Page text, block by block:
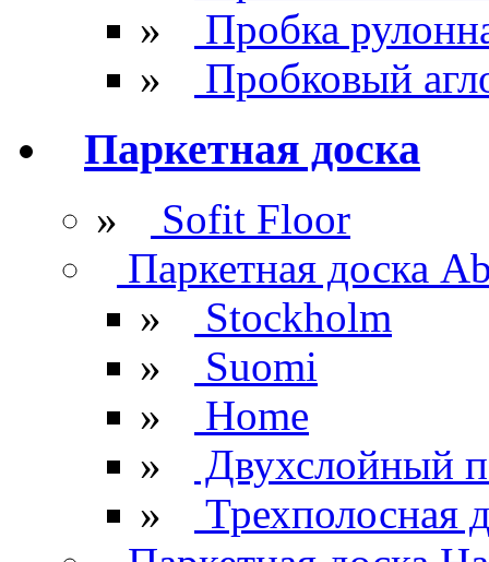
»
Пробка
»
Пробковый
Паркетная доска
»
Sofit Floor
Паркетная доска
»
Stockholm
»
Suomi
»
Home
»
Двухслойный
»
Трехполосная